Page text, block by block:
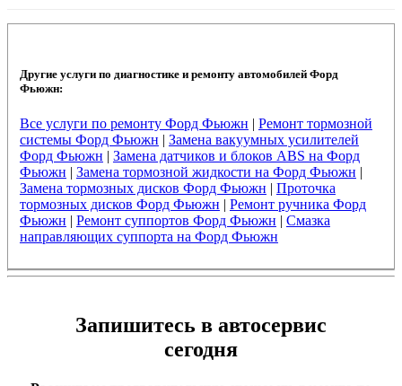
Другие услуги по диагностике и ремонту автомобилей Форд
Фьюжн:
Все услуги по ремонту Форд Фьюжн | Ремонт тормозной
системы Форд Фьюжн | Замена вакуумных усилителей
Форд Фьюжн | Замена датчиков и блоков ABS на Форд
Фьюжн | Замена тормозной жидкости на Форд Фьюжн |
Замена тормозных дисков Форд Фьюжн | Проточка
тормозных дисков Форд Фьюжн | Ремонт ручника Форд
Фьюжн | Ремонт суппортов Форд Фьюжн | Смазка
направляющих суппорта на Форд Фьюжн
Запишитесь в автосервис
сегодня